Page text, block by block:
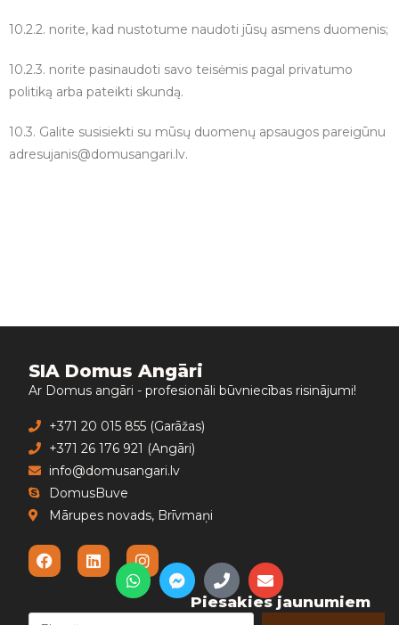
10.2.2. norite, kad nustotume naudoti jūsų asmens duomenis;
10.2.3. norite pasinaudoti savo teisėmis pagal privatumo
politiką arba pateikti skundą.
10.3. Galite susisiekti su mūsų duomenų apsaugos pareigūnu
adresujanis@domusangari.lv.
SIA Domus Angāri
Ar Domus angāri - profesionāli būvniecības risinājumi!
+371 20 015 855 (Garāžas)
+371 26 176 921 (Angāri)
info@domusangari.lv
DomusBuve
Mārupes novads, Brīvmaņi
Piesakies jaunumiem